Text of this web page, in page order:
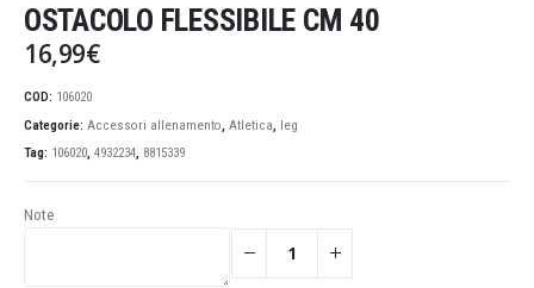
OSTACOLO FLESSIBILE CM 40
16,99€
COD: 106020
Categorie: Accessori allenamento Atletica
leg
Tag: 106020, 4932234, 8815339
Note